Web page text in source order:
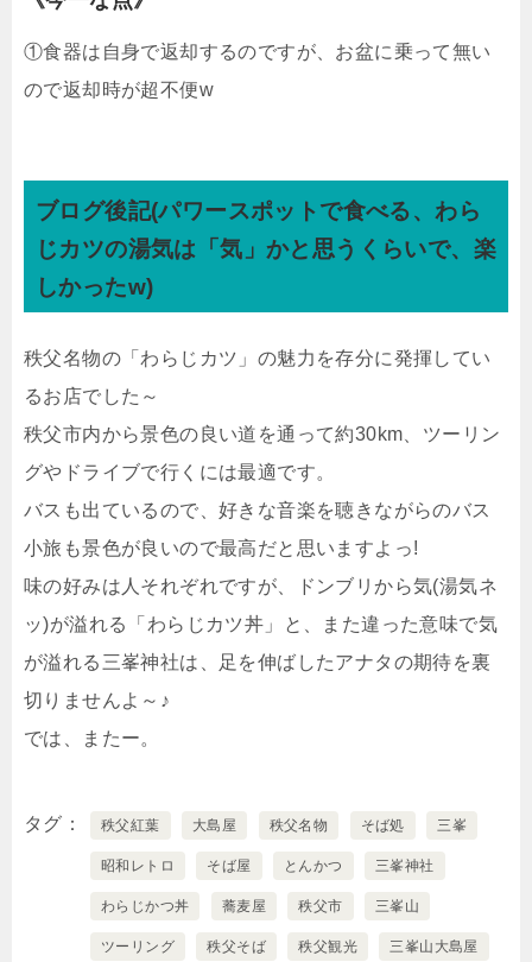
①食器は自身で返却するのですが、お盆に乗って無い
ので返却時が超不便w
ブログ後記(パワースポットで食べる、わら
じカツの湯気は「気」かと思うくらいで、楽
しかったw)
秩父名物の「わらじカツ」の魅力を存分に発揮してい
るお店でした～
秩父市内から景色の良い道を通って約30km、ツーリン
グやドライブで行くには最適です。
バスも出ているので、好きな音楽を聴きながらのバス
小旅も景色が良いので最高だと思いますよっ!
味の好みは人それぞれですが、ドンブリから気(湯気ネ
ッ)が溢れる「わらじカツ丼」と、また違った意味で気
が溢れる三峯神社は、足を伸ばしたアナタの期待を裏
切りませんよ～♪
では、またー。
タグ 秩父紅葉 大島屋 秩父名物 そば処 三峯
昭和レトロ そば屋 とんかつ 三峯神社
わらじかつ丼 蕎麦屋 秩父市 三峯山
ツーリング 秩父そば 秩父観光 三峯山大島屋